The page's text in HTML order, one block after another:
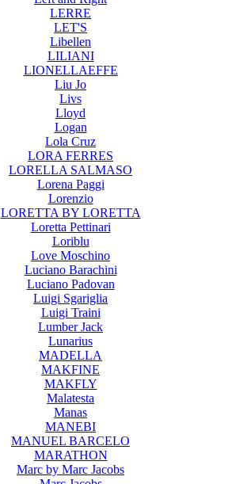
LERRE
LET'S
Libellen
LILIANI
LIONELLAEFFE
Liu Jo
Livs
Lloyd
Logan
Lola Cruz
LORA FERRES
LORELLA SALMASO
Lorena Paggi
Lorenzio
LORETTA BY LORETTA
Loretta Pettinari
Loriblu
Love Moschino
Luciano Barachini
Luciano Padovan
Luigi Sgariglia
Luigi Traini
Lumber Jack
Lunarius
MADELLA
MAKFINE
MAKFLY
Malatesta
Manas
MANEBI
MANUEL BARCELO
MARATHON
Marc by Marc Jacobs